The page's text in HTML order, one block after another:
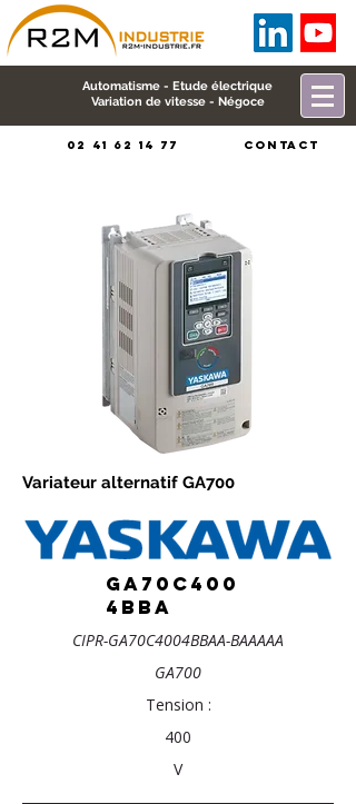
Automatisme - Etude électrique
Variation de vitesse - Négoce
02 41 62 14 77 CONTACT
Variateur alternatif GA700
GA70C400
4BBA
CIPR-GA70C4004BBAA-BAAAAA
GA700
Tension :
400
V